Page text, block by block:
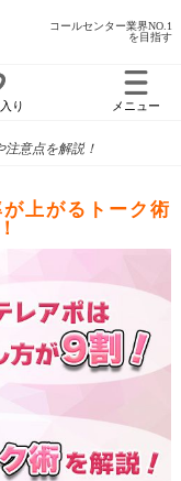
コールセンター業界NO.1
を目指す
り メニュー
意点を解説！
上がるトーク術